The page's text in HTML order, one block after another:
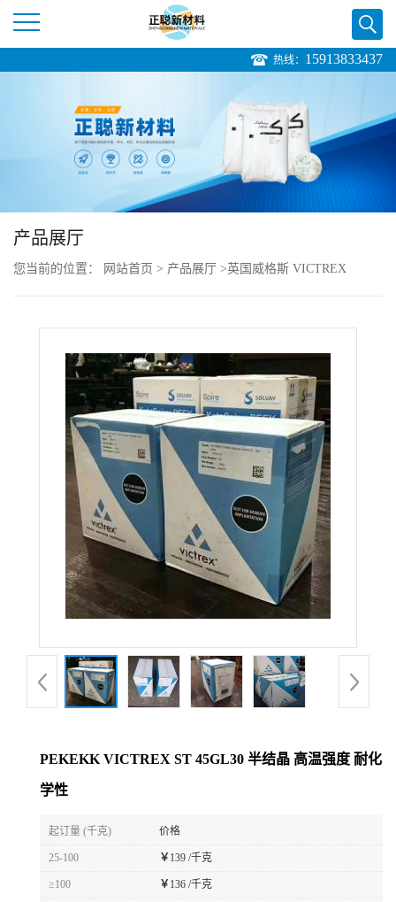
公
品
展
热线： 15913833437
产品展厅
您当前的位置： 网站首页 > 产品展厅 >英国威格斯 VICTREX
PEKEKK VICTREX ST 45GL30 半结晶 高温强度 耐化
学性
起订量 (千克) 价格
25-100 ￥139 /千克
≥100 ￥136 /千克